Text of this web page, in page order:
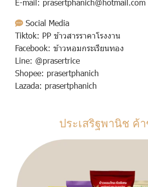
E-mail: prasertphanich@hotmail.com
Social Media
Tiktok: PP ข้าวสารราคาโรงงาน
Facebook: ข้าวหอมกระเรียนทอง
Line: @prasertrice
Shopee: prasertphanich
Lazada: prasertphanich
ประเสริฐพานิช ค้